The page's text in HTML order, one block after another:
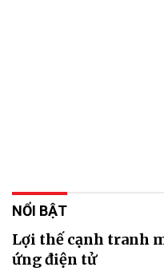
NỔI BẬT
Lợi thế cạnh tranh
ứng điện tử